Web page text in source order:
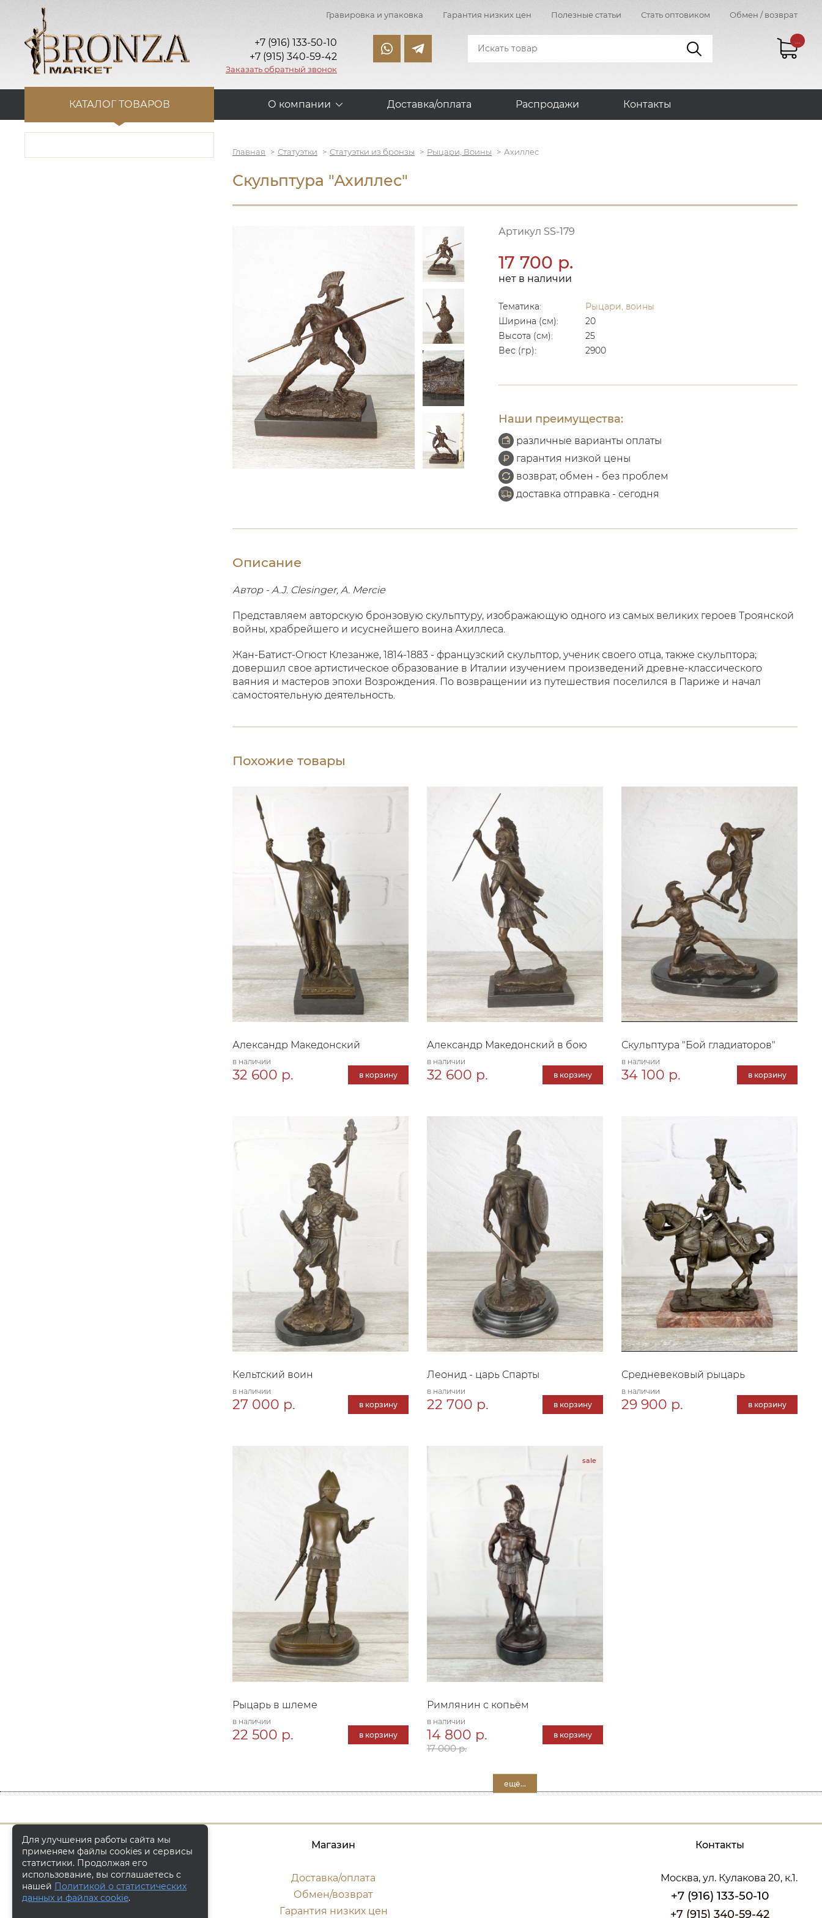
Гравировка и упаковка Гарантия низких цен Полезные статьи Стать оптовиком Обмен / возврат
+7 (916) 133-50-10
+7 (915) 340-59-42
Заказать обратный звонок
...
КАТАЛОГ ТОВАРОВ О компании Доставка/оплата Распродажи Контакты
Главная Статуэтки Статуэтки из бронзы Рыцари, Воины Ахиллес
Скульптура "Ахиллес"
Артикул SS-179
17 700 р.
нет в наличии
Тематика:
Рыцари, воины
Ширина (см):
20
Высота (см):
25
Вес (гр):
2900
Наши преимущества:
различные варианты оплаты
гарантия низкой цены
возврат, обмен - без проблем
доставка отправка - сегодня
Описание
Автор - A.J. Clesinger, A. Merciе
Представляем авторскую бронзовую скульптуру, изображающую одного из самых великих героев Троянской
войны, храбрейшего и исуснейшего воина Ахиллеса.
Жан-Батист-Огюст Клезанже, 1814-1883 - французский скульптор, ученик своего отца, также скульптора;
довершил свое артистическое образование в Италии изучением произведений древне-классического
ваяния и мастеров эпохи Возрождения. По возвращении из путешествия поселился в Париже и начал
самостоятельную деятельность.
Похожие товары
Александр Македонский
в наличии
32 600 р. в корзину
Александр Македонский в бою
в наличии
32 600 р. в корзину
Скульптура "Бой гладиаторов"
в наличии
34 100 р. в корзину
Кельтский воин
в наличии
27 000 р. в корзину
Леонид - царь Спарты
в наличии
22 700 р. в корзину
Средневековый рыцарь
в наличии
29 900 р. в корзину
Рыцарь в шлеме
в наличии
22 500 р. в корзину
Римлянин с копьём
в наличии
14 800 р.
17 000 р.
в корзину
ещё...
Магазин
Доставка/оплата
Обмен/возврат
Гарантия низких цен
Контакты
Москва, ул. Кулакова 20, к.1.
+7 (916) 133-50-10
+7 (915) 340-59-42
Для улучшения работы сайта мы
применяем файлы cookies и сервисы
статистики. Продолжая его
использование, вы соглашаетесь с
нашей Политикой о статистических
данных и файлах cookie.